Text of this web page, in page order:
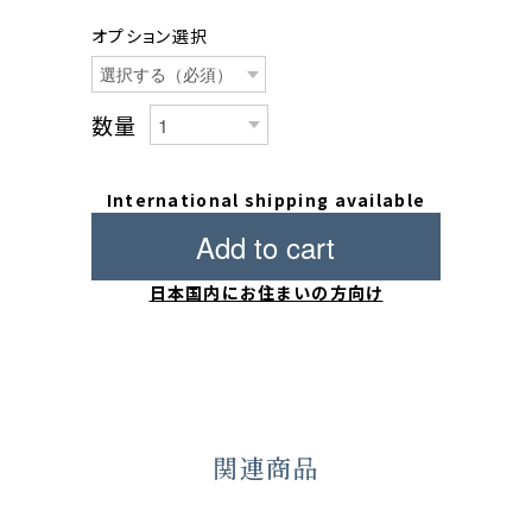
オプション選択
数量
International shipping available
Add to cart
日本国内にお住まいの方向け
関連商品